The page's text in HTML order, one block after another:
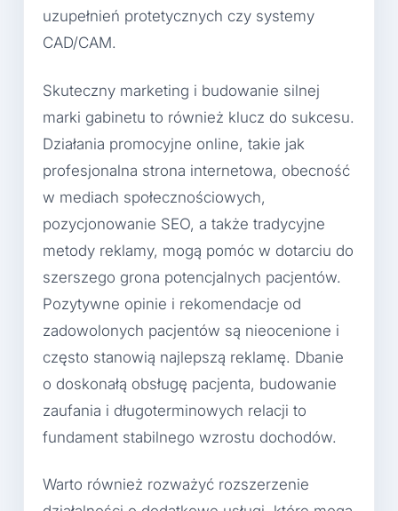
uzupełnień protetycznych czy systemy
CAD/CAM.
Skuteczny marketing i budowanie silnej
marki gabinetu to również klucz do sukcesu.
Działania promocyjne online, takie jak
profesjonalna strona internetowa, obecność
w mediach społecznościowych,
pozycjonowanie SEO, a także tradycyjne
metody reklamy, mogą pomóc w dotarciu do
szerszego grona potencjalnych pacjentów.
Pozytywne opinie i rekomendacje od
zadowolonych pacjentów są nieocenione i
często stanowią najlepszą reklamę. Dbanie
o doskonałą obsługę pacjenta, budowanie
zaufania i długoterminowych relacji to
fundament stabilnego wzrostu dochodów.
Warto również rozważyć rozszerzenie